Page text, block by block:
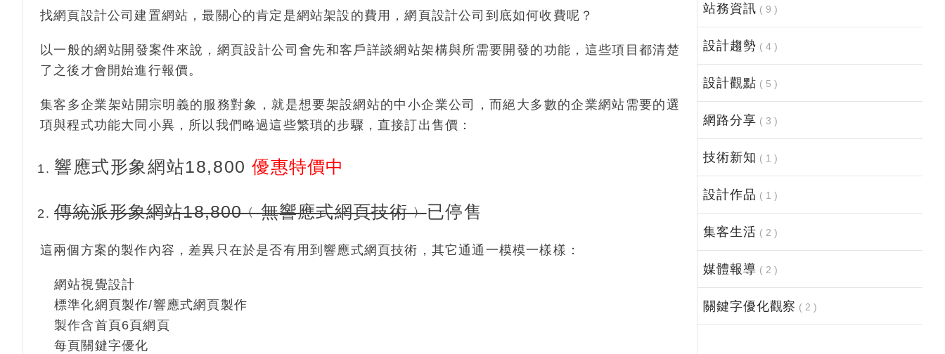
找網頁設計公司建置網站，最關心的肯定是網站架設的費用，網頁設計公司到底如何收費呢？
以一般的網站開發案件來說，網頁設計公司會先和客戶詳談網站架構與所需要開發的功能，這些項目都清楚
了之後才會開始進行報價。
集客多企業架站開宗明義的服務對象，就是想要架設網站的中小企業公司，而絕大多數的企業網站需要的選
項與程式功能大同小異，所以我們略過這些繁瑣的步驟，直接訂出售價：
響應式形象網站18,800優惠特價中
傳統派形象網站18,800﹙無響應式網頁技術﹚已停售
這兩個方案的製作內容，差異只在於是否有用到響應式網頁技術，其它通通一模模一樣樣：
網站視覺設計
標準化網頁製作/響應式網頁製作
製作含首頁6頁網頁
每頁關鍵字優化
站務資訊 ( 9 )
設計趨勢 ( 4 )
設計觀點 ( 5 )
網路分享 ( 3 )
技術新知 ( 1 )
設計作品 ( 1 )
集客生活 ( 2 )
媒體報導 ( 2 )
關鍵字優化觀察 ( 2 )